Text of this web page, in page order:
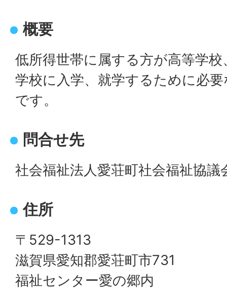
概要
低所得世帯に属する方が高等学
学校に入学、就学するために必
です。
問合せ先
社会福祉法人愛荘町社会福祉協議
住所
〒529-1313
滋賀県愛知郡愛荘町市731
福祉センター愛の郷内